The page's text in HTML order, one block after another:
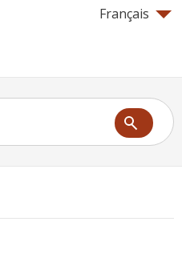
Français